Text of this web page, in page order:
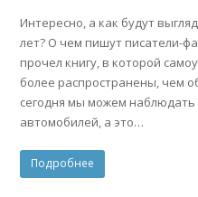
Интересно, а как будут
лет? О чем пишут писатели-
прочел книгу, в которой
более распространены, чем
сегодня мы можем
автомобилей, а это…
Подробнее